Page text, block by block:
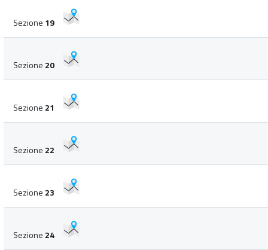
Sezione 19
Sezione 20
Sezione 21
Sezione 22
Sezione 23
Sezione 24